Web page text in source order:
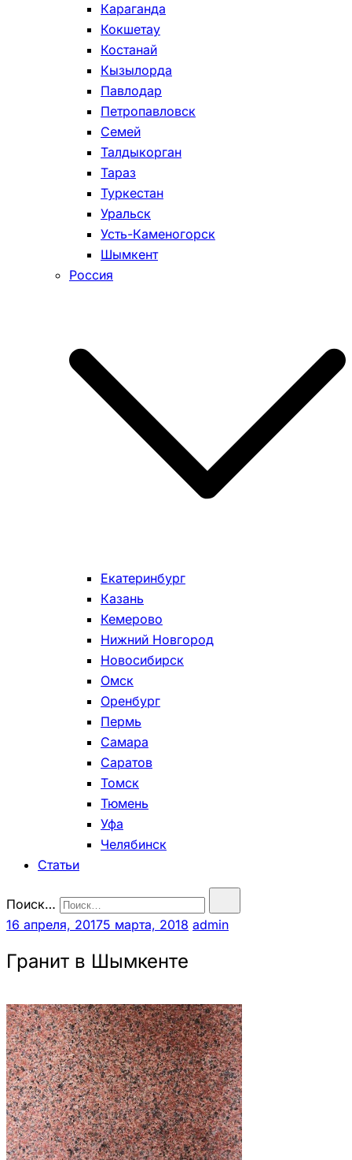
Караганда
Кокшетау
Костанай
Кызылорда
Павлодар
Петропавловск
Семей
Талдыкорган
Тараз
Туркестан
Уральск
Усть-Каменогорск
Шымкент
Россия
Екатеринбург
Казань
Кемерово
Нижний Новгород
Новосибирск
Омск
Оренбург
Пермь
Самара
Саратов
Томск
Тюмень
Уфа
Челябинск
Статьи
Поиск…
16 апреля, 20175 марта, 2018 admin
Гранит в Шымкенте